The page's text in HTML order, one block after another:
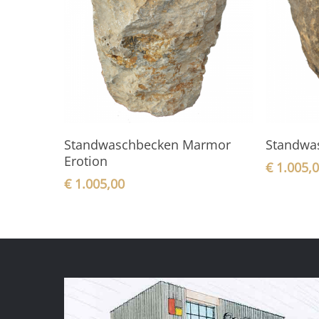
In den Warenkorb
Standwaschbecken Marmor
Erotion
€1.005,00
€